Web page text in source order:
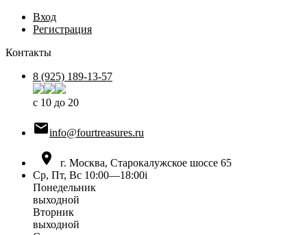
Вход
Регистрация
Контакты
8 (925) 189-13-57
с 10 до 20
info@fourtreasures.ru

г. Москва, Старокалужское шоссе 65
Ср, Пт, Вс 10:00—18:00i
Понедельник
выходной
Вторник
выходной